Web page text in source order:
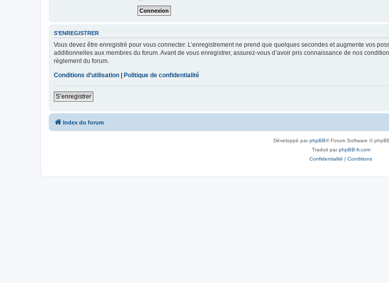
S’ENREGISTRER
Vous devez être enregistré pour vous connecter. L’enregistrement ne prend que quelques secondes et augmente vos
additionnelles aux membres du forum. Avant de vous enregistrer, assurez-vous d’avoir pris connaissance de nos
règlement du forum.
Conditions d’utilisation
Politique de confidentialité
S’enregistrer
Index du forum
Développé parphpBB® Forum Software ©
Traduit parphpBB-fr.com
Confidentialité | Conditions